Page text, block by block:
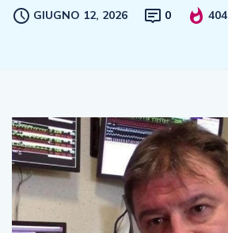
GIUGNO 12, 2026 0 404